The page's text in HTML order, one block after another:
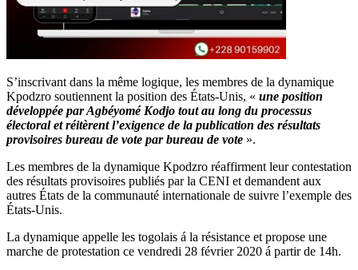
S’inscrivant dans la même logique, les membres de la dynamique
Kpodzro soutiennent la position des États-Unis, « une position
développée par Agbéyomé Kodjo tout au long du processus
électoral et réitèrent l’exigence de la publication des résultats
provisoires bureau de vote par bureau de vote ».
Les membres de la dynamique Kpodzro réaffirment leur contestation
des résultats provisoires publiés par la CENI et demandent aux
autres États de la communauté internationale de suivre l’exemple des
États-Unis.
La dynamique appelle les togolais á la résistance et propose une
marche de protestation ce vendredi 28 février 2020 á partir de 14h.